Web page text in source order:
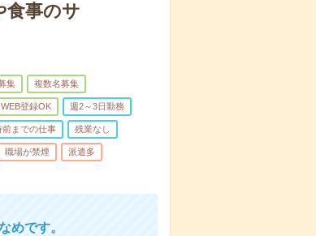
食事のサ
集 複数名募集
WEB登録OK 週2～3日勤務
前までの仕事 残業なし
職場が禁煙 派遣多
めです。